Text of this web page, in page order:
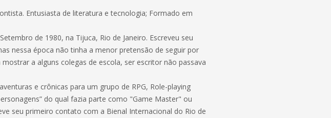
Entusiasta de literatura e tecnologia; Formado em
de 1980, na Tijuca, Rio de Janeiro. Escreveu seu
nessa época não tinha a menor pretensão de seguir por
a alguns colegas de escola, ser escritor não passava
e crônicas para um grupo de RPG, Role-playing
do qual fazia parte como "Game Master" ou
seu primeiro contato com a Bienal Internacional do Rio de